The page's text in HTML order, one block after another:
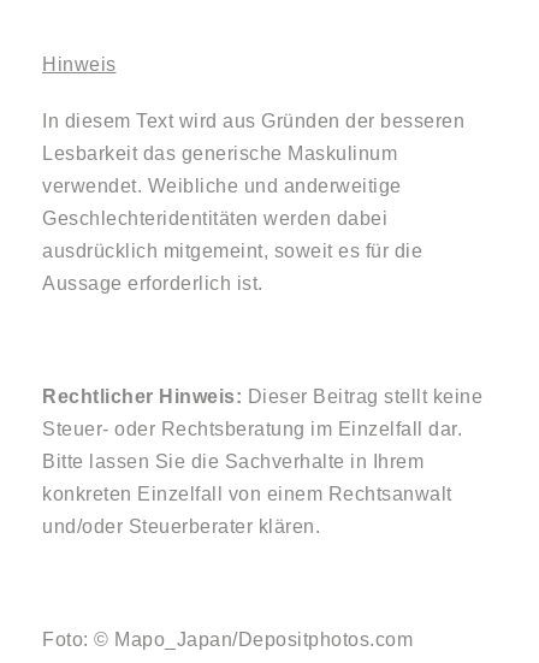
Hinweis
In diesem Text wird aus Gründen der besseren
Lesbarkeit das generische Maskulinum
verwendet. Weibliche und anderweitige
Geschlechteridentitäten werden dabei
ausdrücklich mitgemeint, soweit es für die
Aussage erforderlich ist.
Rechtlicher Hinweis: Dieser Beitrag stellt keine
Steuer- oder Rechtsberatung im Einzelfall dar.
Bitte lassen Sie die Sachverhalte in Ihrem
konkreten Einzelfall von einem Rechtsanwalt
und/oder Steuerberater klären.
Foto: © Mapo_Japan/Depositphotos.com